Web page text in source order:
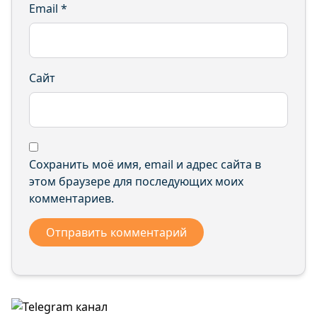
Email *
Сайт
Сохранить моё имя, email и адрес сайта в
этом браузере для последующих моих
комментариев.